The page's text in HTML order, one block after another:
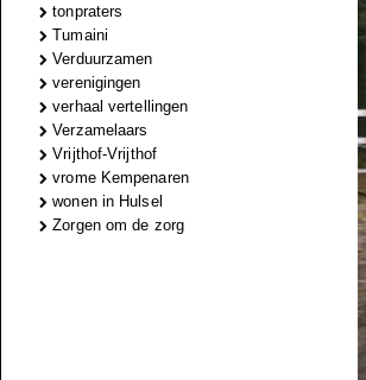
tonpraters
Tumaini
Verduurzamen
verenigingen
verhaal vertellingen
Verzamelaars
Vrijthof-Vrijthof
vrome Kempenaren
wonen in Hulsel
Zorgen om de zorg